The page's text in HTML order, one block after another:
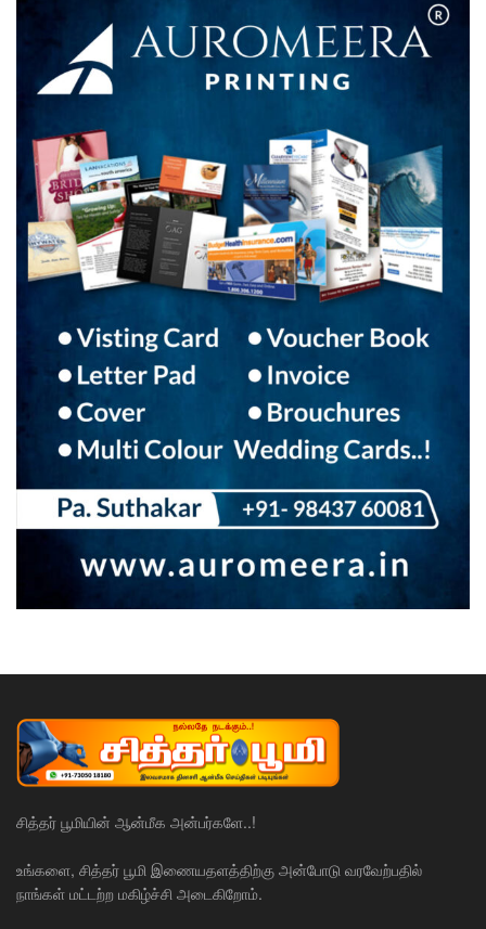
சித்தர் பூமியின் ஆன்மீக அன்பர்களே..!
உங்களை, சித்தர் பூமி இணையதளத்திற்கு அன்போடு வரவேற்பதில்
நாங்கள் மட்டற்ற மகிழ்ச்சி அடைகிறோம்.